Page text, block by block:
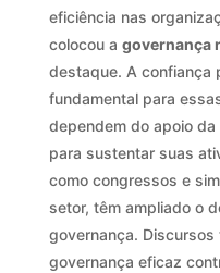
eficiência nas
colocou a governança
destaque. A confiança
fundamental para
dependem do apoio
para sustentar suas
como congressos e
setor, têm ampliado o
governança.
governança eficaz